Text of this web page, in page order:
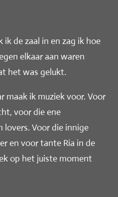
ik de zaal in en zag ik hoe
elkaar aan waren
het was gelukt.
maak ik muziek voor. Voor
voor die ene
lovers. Voor die innige
en voor tante Ria in de
op het juiste moment